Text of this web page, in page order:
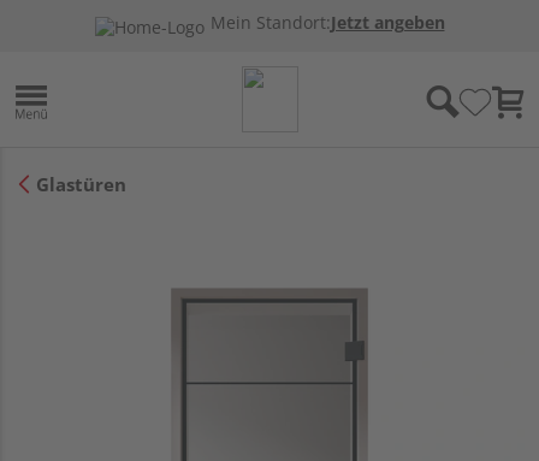
Mein Standort:Jetzt angeben
Glastüren